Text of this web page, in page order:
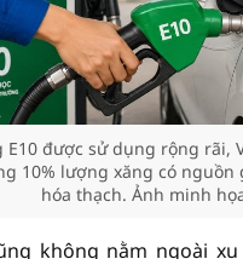
E10 được sử dụng rộng rãi,
10% lượng xăng có nguồn
hóa thạch. Ảnh minh
không nằm ngoài